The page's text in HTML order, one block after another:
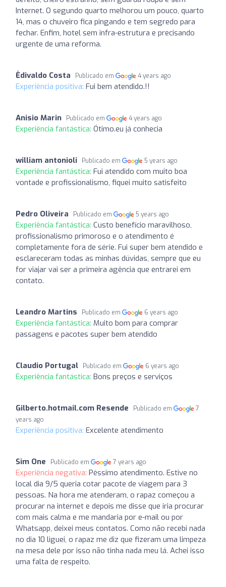
Internet. O segundo quarto melhorou um pouco, quarto
14, mas o chuveiro fica pingando e tem segredo para
fechar. Enfim, hotel sem infra-estrutura e precisando
urgente de uma reforma.
Ėdivaldo Costa Publicado em 4 years ago
Experiência positiva: Fui bem atendido.!!
Anisio Marin Publicado em 4 years ago
Experiência fantástica: Ótimo.eu já conhecia
william antonioli Publicado em 5 years ago
Experiência fantástica: Fui atendido com muito boa
vontade e profissionalismo, fiquei muito satisfeito
Pedro Oliveira Publicado em 5 years ago
Experiência fantástica: Custo benefício maravilhoso,
profissionalismo primoroso e o atendimento é
completamente fora de série. Fui super bem atendido e
esclareceram todas as minhas dúvidas, sempre que eu
for viajar vai ser a primeira agência que entrarei em
contato.
Leandro Martins Publicado em 6 years ago
Experiência fantástica: Muito bom para comprar
passagens e pacotes super bem atendido
Claudio Portugal Publicado em 6 years ago
Experiência fantástica: Bons preços e serviços
Gilberto.hotmail.com Resende Publicado em
7
years ago
Experiência positiva: Excelente atendimento
Sim One Publicado em 7 years ago
Experiência negativa: Péssimo atendimento. Estive no
local dia 9/5 queria cotar pacote de viagem para 3
pessoas. Na hora me atenderam, o rapaz começou a
procurar na internet e depois me disse que iria procurar
com mais calma e me mandaria por e-mail ou por
Whatsapp, deixei meus contatos. Como não recebi nada
no dia 10 liguei, o rapaz me diz que fizeram uma limpeza
na mesa dele por isso não tinha nada meu lá. Achei isso
uma falta de respeito.